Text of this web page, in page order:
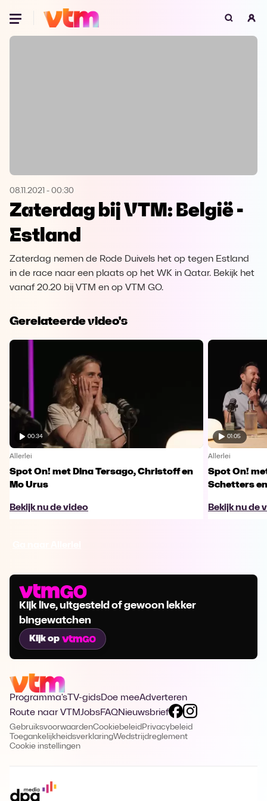
Oeps, browser niet ondersteund
Microsoft Edge Download
Opera
08.11.2021 - 00:30
Zaterdag bij VTM: België -
Estland
Zaterdag nemen de Rode Duivels het op tegen Estland
in de race naar een plaats op het WK in Qatar. Bekijk het
vanaf 20.20 bij VTM en op VTM GO.
Gerelateerde video's
00:34
Allerlei
Spot On! met Dina Tersago, Christoff en
Mo Urus
Bekijk nu de video
01:05
Allerlei
Spot On!
Schetters
Bekijk nu de
Kijk live, uitgesteld of gewoon lekker
bingewatchen
Kijk op
Programma's TV-gidsDoe meeAdverteren
Route naar VTMJobsFAQNieuwsbrief
GebruiksvoorwaardenCookiebeleid Privacybeleid
ToegankelijkheidsverklaringWedstrijdreglement
Cookie instellingen